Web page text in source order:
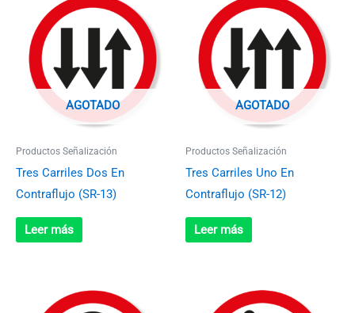
AGOTADO
Productos Señalización
Tres Carriles Dos En
Contraflujo (SR-13)
Leer más
AGOTADO
Productos Señalización
Tres Carriles Uno En
Contraflujo (SR-12)
Leer más